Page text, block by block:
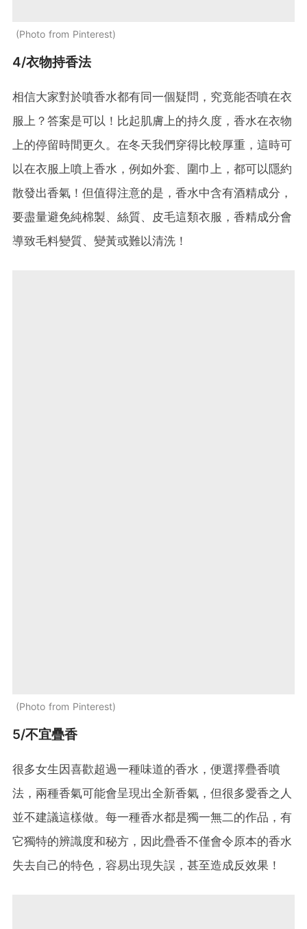
Photo from Pinterest
4/衣物持香法
相信大家對於噴香水都有同一個疑問，究竟能否噴在衣
服上？答案是可以！比起肌膚上的持久度，香水在衣物
上的停留時間更久。在冬天我們穿得比較厚重，這時可
以在衣服上噴上香水，例如外套、圍巾上，都可以隱約
散發出香氣！但值得注意的是，香水中含有酒精成分，
要盡量避免純棉製、絲質、皮毛這類衣服，香精成分會
導致毛料變質、變黃或難以清洗！
Photo from Pinterest
5/不宜疊香
很多女生因喜歡超過一種味道的香水，便選擇疊香噴
法，兩種香氣可能會呈現出全新香氣，但很多愛香之人
並不建議這樣做。每一種香水都是獨一無二的作品，有
它獨特的辨識度和秘方，因此疊香不僅會令原本的香水
失去自己的特色，容易出現失誤，甚至造成反效果！